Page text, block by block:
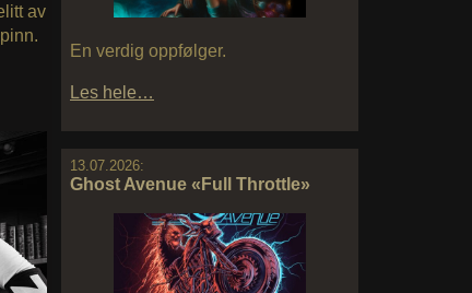
En verdig oppfølger.
Les hele…
13.07.2026:
Ghost Avenue «Full Throttle»
av